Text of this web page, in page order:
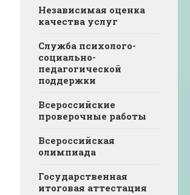
Независимая оценка
качества услуг
Служба психолого-
социально-
педагогической
поддержки
Всероссийские
проверочные работы
Всероссийская
олимпиада
Государственная
итоговая аттестация